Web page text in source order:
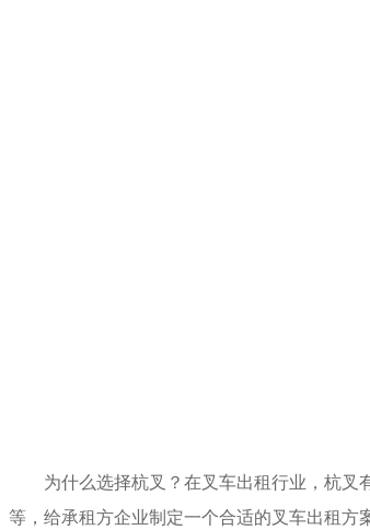
为什么选择杭叉？在叉车出租行业，杭
等 ，给承租方企业制定一个合适的叉车出租